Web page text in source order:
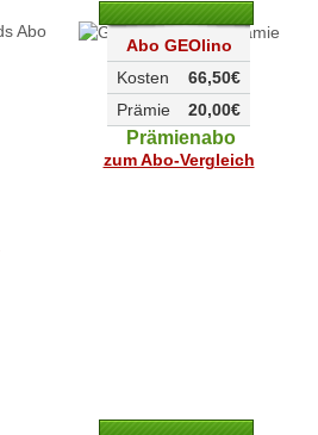
Abo GEOlino
66,50€
Kosten
20,00€
Prämie
Prämienabo
zum Abo-Vergleich